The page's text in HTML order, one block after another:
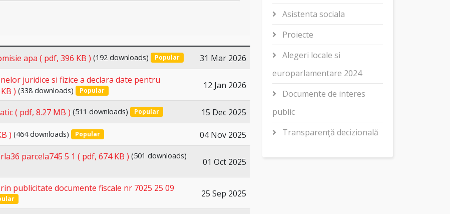
apa ( pdf, 396 KB ) (192 downloads) Popular 31 Mar 2026
juridice si fizice a declara date pentru
) (338 downloads) Popular 12 Jan 2026
( pdf, 8.27 MB ) (511 downloads) Popular
15 Dec 2025
) (464 downloads) Popular 04 Nov 2025
parcela745 5 1 ( pdf, 674 KB ) (501 downloads)
01 Oct 2025
publicitate documente fiscale nr 7025 25 09
25 Sep 2025
Asistenta sociala
Proiecte
Alegeri locale si
europarlamentare 2024
Documente de interes
public
Transparenţă decizională